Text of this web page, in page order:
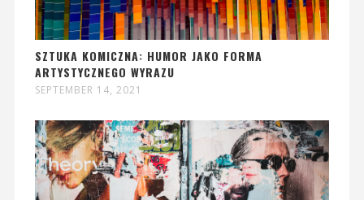
SZTUKA KOMICZNA: HUMOR JAKO FORMA
ARTYSTYCZNEGO WYRAZU
SEPTEMBER 14, 2021